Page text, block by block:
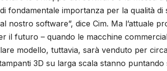
fondamentale importanza per la qualità
nostro software”, dice Cim. Ma l’attuale
il futuro – quando le macchine
modello, tuttavia, sarà venduto per
3D su larga scala stanno